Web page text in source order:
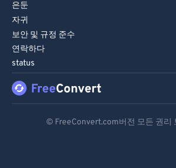
은둔
자귀
보안 및 규정 준수
연락하다
status
© FreeConvert.com버전 모든 권리